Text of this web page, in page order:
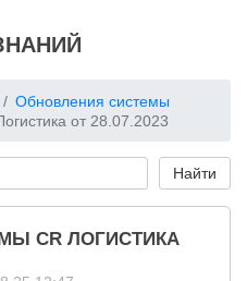
Обновления системы
от 28.07.2023
CR ЛОГИСТИКА